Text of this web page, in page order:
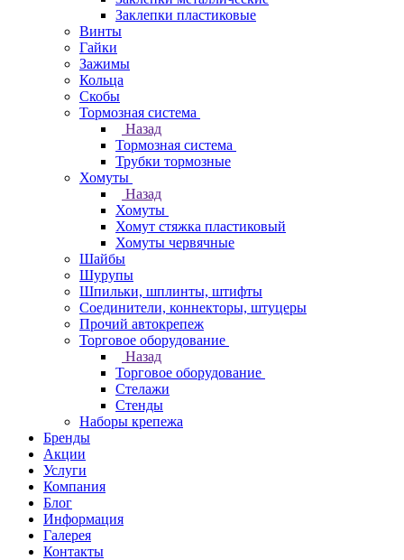
Заклепки пластиковые
Винты
Гайки
Зажимы
Кольца
Скобы
Тормозная система
Назад
Тормозная система
Трубки тормозные
Хомуты
Назад
Хомуты
Хомут стяжка пластиковый
Хомуты червячные
Шайбы
Шурупы
Шпильки, шплинты, штифты
Соединители, коннекторы, штуцеры
Прочий автокрепеж
Торговое оборудование
Назад
Торговое оборудование
Стелажи
Стенды
Наборы крепежа
Бренды
Акции
Услуги
Компания
Блог
Информация
Галерея
Контакты